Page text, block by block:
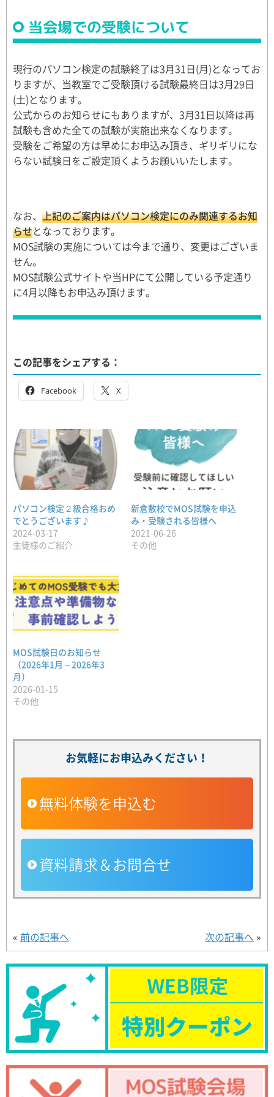
当会場での受験について
現行のパソコン検定の試験終了は3月31日(月)となってお
りますが、当教室でご受験頂ける試験最終日は3月29日
(土)となります。
公式からのお知らせにもありますが、3月31日以降は再
試験も含めた全ての試験が実施出来なくなります。
受験をご希望の方は早めにお申込み頂き、ギリギリにな
らない試験日をご設定頂くようお願いいたします。
なお、 上記のご案内はパソコン検定にのみ関連するお知
らせとなっております。
MOS試験の実施については今まで通り、変更はございま
せん。
MOS試験公式サイトや当HPにて公開している予定通り
に4月以降もお申込み頂けます。
この記事をシェアする：
Facebook X
パソコン検定２級合格おめ
でとうございます♪
2024-03-17
生徒様のご紹介
新倉敷校でMOS試験を申込
み・受験される皆様へ
2021-06-26
その他
MOS試験日のお知らせ
（2026年1月～2026年3
月）
2026-01-15
その他
お気軽にお申込みください！
無料体験を申込む
資料請求＆お問合せ
« 前の記事へ 次の記事へ »